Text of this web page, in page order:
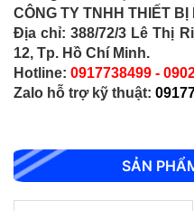
CÔNG TY TNHH THIẾT BỊ
Địa chỉ: 388/72/3 Lê Thị
12, Tp. Hồ Chí Minh.
Hotline: 0917738499 -
Zalo hỗ trợ kỹ thuật:
SẢN